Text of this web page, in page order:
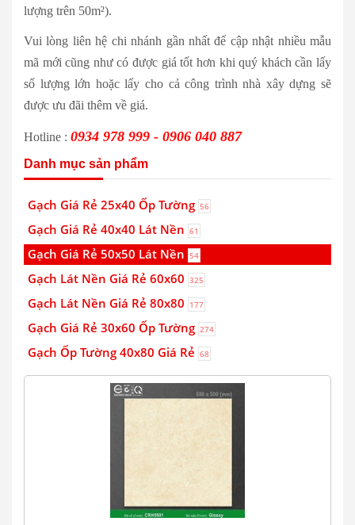
lượng trên 50m²).
Vui lòng liên hệ chi nhánh gần nhất để cập nhật nhiều mẫu
mã mới cũng như có được giá tốt hơn khi quý khách cần lấy
số lượng lớn hoặc lấy cho cả công trình nhà xây dựng sẽ
được ưu đãi thêm về giá.
Hotline : 0934 978 999 - 0906 040 887
Danh mục sản phẩm
Gạch Giá Rẻ 25x40 Ốp Tường 56
Gạch Giá Rẻ 40x40 Lát Nền 61
Gạch Giá Rẻ 50x50 Lát Nền 54
Gạch Lát Nền Giá Rẻ 60x60 325
Gạch Lát Nền Giá Rẻ 80x80 177
Gạch Giá Rẻ 30x60 Ốp Tường 274
Gạch Ốp Tường 40x80 Giá Rẻ 68